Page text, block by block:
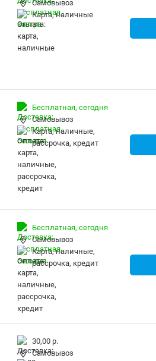
Самовывоз
карта, наличные
Бесплатная, сегодня
Самовывоз
карта, наличные,
рассрочка, кредит
Бесплатная, сегодня
Самовывоз
карта, наличные,
рассрочка, кредит
30,00 р.
Самовывоз